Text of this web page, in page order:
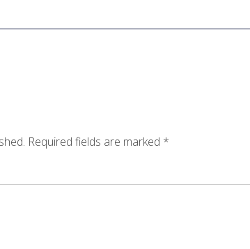
Required fields are marked *